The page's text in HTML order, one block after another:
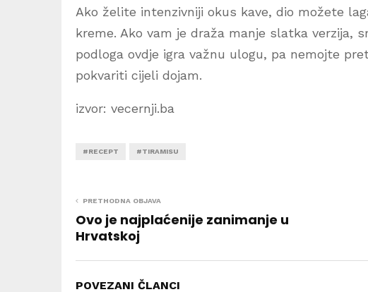
Ako želite intenzivniji okus kave, dio možete
kreme. Ako vam je draža manje slatka verzija,
podloga ovdje igra važnu ulogu, pa nemojte
pokvariti cijeli dojam.
izvor: vecernji.ba
#RECEPT #TIRAMISU
PRETHODNA OBJAVA
Ovo je najplaćenije zanimanje u
Hrvatskoj
POVEZANI ČLANCI